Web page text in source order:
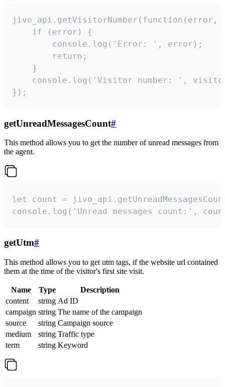
jivo_api.getVisitorNumber(function(error,
    if (error) {
        console.log('Error: ', error);
        return;
    }
console.log('Visitor number: ',
});
getUnreadMessagesCount#
This method allows you to get the number of unread messages from
the agent.
let count =
console.log('Unread messages count:',
getUtm#
This method allows you to get utm tags, if the website url contained
them at the time of the visitor's first site visit.
Name Type
Description
content
string Ad ID
campaign string The name of the campaign
source
string Campaign source
medium
string Traffic type
term
string Keyword